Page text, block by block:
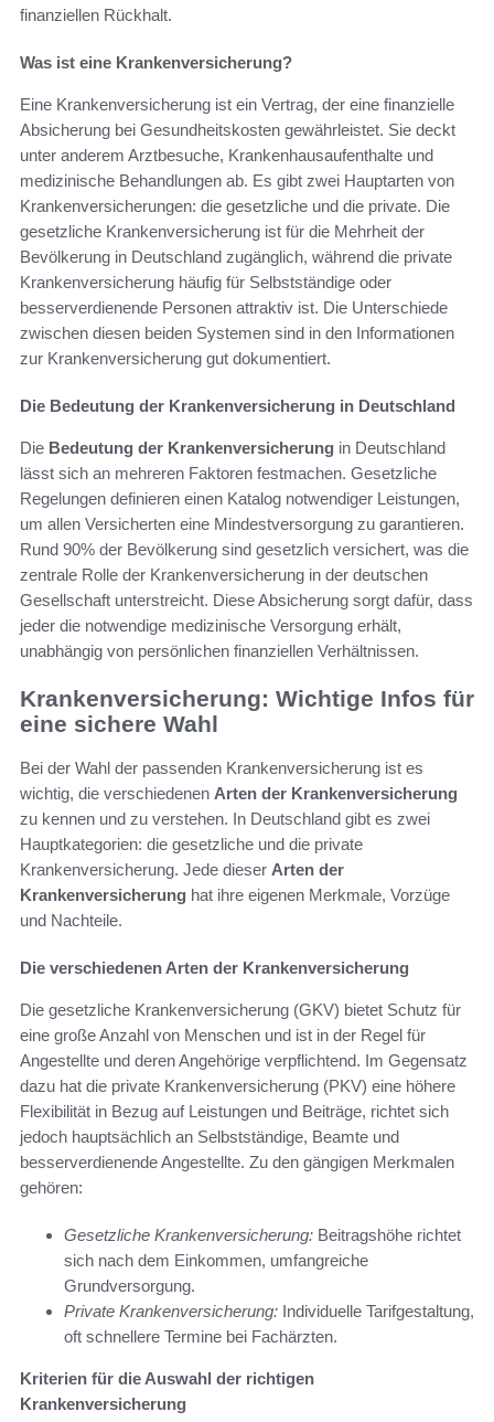
finanziellen Rückhalt.
Was ist eine Krankenversicherung?
Eine Krankenversicherung ist ein Vertrag, der eine finanzielle
Absicherung bei Gesundheitskosten gewährleistet. Sie deckt
unter anderem Arztbesuche, Krankenhausaufenthalte und
medizinische Behandlungen ab. Es gibt zwei Hauptarten von
Krankenversicherungen: die gesetzliche und die private. Die
gesetzliche Krankenversicherung ist für die Mehrheit der
Bevölkerung in Deutschland zugänglich, während die private
Krankenversicherung häufig für Selbstständige oder
besserverdienende Personen attraktiv ist. Die Unterschiede
zwischen diesen beiden Systemen sind in den Informationen
zur Krankenversicherung gut dokumentiert.
Die Bedeutung der Krankenversicherung in Deutschland
Die Bedeutung der Krankenversicherung in Deutschland
lässt sich an mehreren Faktoren festmachen. Gesetzliche
Regelungen definieren einen Katalog notwendiger Leistungen,
um allen Versicherten eine Mindestversorgung zu garantieren.
Rund 90% der Bevölkerung sind gesetzlich versichert, was die
zentrale Rolle der Krankenversicherung in der deutschen
Gesellschaft unterstreicht. Diese Absicherung sorgt dafür, dass
jeder die notwendige medizinische Versorgung erhält,
unabhängig von persönlichen finanziellen Verhältnissen.
Krankenversicherung: Wichtige Infos für
eine sichere Wahl
Bei der Wahl der passenden Krankenversicherung ist es
wichtig, die verschiedenen Arten der Krankenversicherung
zu kennen und zu verstehen. In Deutschland gibt es zwei
Hauptkategorien: die gesetzliche und die private
Krankenversicherung. Jede dieser Arten der
Krankenversicherung hat ihre eigenen Merkmale, Vorzüge
und Nachteile.
Die verschiedenen Arten der Krankenversicherung
Die gesetzliche Krankenversicherung (GKV) bietet Schutz für
eine große Anzahl von Menschen und ist in der Regel für
Angestellte und deren Angehörige verpflichtend. Im Gegensatz
dazu hat die private Krankenversicherung (PKV) eine höhere
Flexibilität in Bezug auf Leistungen und Beiträge, richtet sich
jedoch hauptsächlich an Selbstständige, Beamte und
besserverdienende Angestellte. Zu den gängigen Merkmalen
gehören:
Gesetzliche Krankenversicherung: Beitragshöhe richtet
sich nach dem Einkommen, umfangreiche
Grundversorgung.
Private Krankenversicherung: Individuelle Tarifgestaltung,
oft schnellere Termine bei Fachärzten.
Kriterien für die Auswahl der richtigen
Krankenversicherung